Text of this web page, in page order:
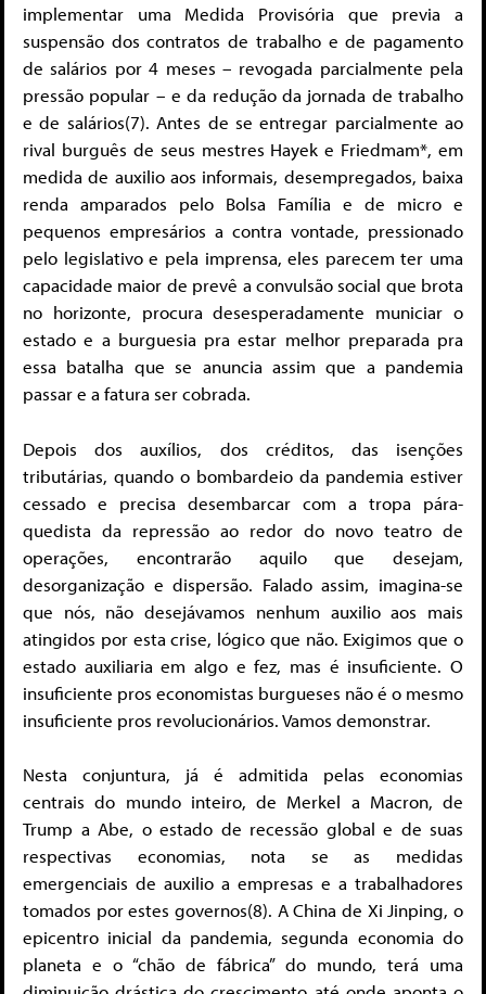
implementar uma Medida Provisória que previa a
suspensão dos contratos de trabalho e de pagamento
de salários por 4 meses – revogada parcialmente pela
pressão popular – e da redução da jornada de trabalho
e de salários(7). Antes de se entregar parcialmente ao
rival burguês de seus mestres Hayek e Friedmam*, em
medida de auxilio aos informais, desempregados, baixa
renda amparados pelo Bolsa Família e de micro e
pequenos empresários a contra vontade, pressionado
pelo legislativo e pela imprensa, eles parecem ter uma
capacidade maior de prevê a convulsão social que brota
no horizonte, procura desesperadamente municiar o
estado e a burguesia pra estar melhor preparada pra
essa batalha que se anuncia assim que a pandemia
passar e a fatura ser cobrada.
Depois dos auxílios, dos créditos, das isenções
tributárias, quando o bombardeio da pandemia estiver
cessado e precisa desembarcar com a tropa pára-
quedista da repressão ao redor do novo teatro de
operações, encontrarão aquilo que desejam,
desorganização e dispersão. Falado assim, imagina-se
que nós, não desejávamos nenhum auxilio aos mais
atingidos por esta crise, lógico que não. Exigimos que o
estado auxiliaria em algo e fez, mas é insuficiente. O
insuficiente pros economistas burgueses não é o mesmo
insuficiente pros revolucionários. Vamos demonstrar.
Nesta conjuntura, já é admitida pelas economias
centrais do mundo inteiro, de Merkel a Macron, de
Trump a Abe, o estado de recessão global e de suas
respectivas economias, nota se as medidas
emergenciais de auxilio a empresas e a trabalhadores
tomados por estes governos(8). A China de Xi Jinping, o
epicentro inicial da pandemia, segunda economia do
planeta e o “chão de fábrica” do mundo, terá uma